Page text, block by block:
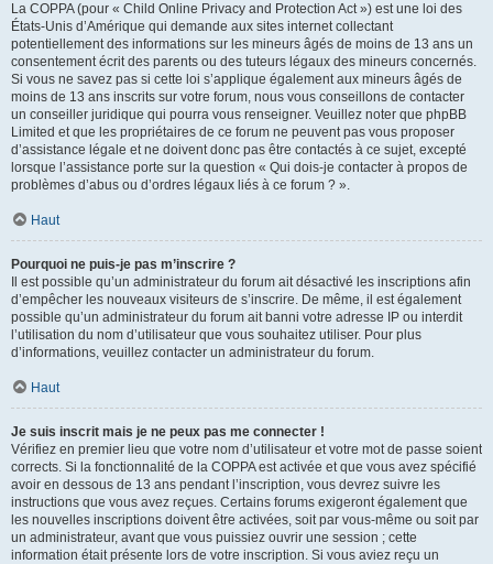
La COPPA (pour « Child Online Privacy and Protection Act ») est une loi des
États-Unis d’Amérique qui demande aux sites internet collectant
potentiellement des informations sur les mineurs âgés de moins de 13 ans un
consentement écrit des parents ou des tuteurs légaux des mineurs concernés.
Si vous ne savez pas si cette loi s’applique également aux mineurs âgés de
moins de 13 ans inscrits sur votre forum, nous vous conseillons de contacter
un conseiller juridique qui pourra vous renseigner. Veuillez noter que phpBB
Limited et que les propriétaires de ce forum ne peuvent pas vous proposer
d’assistance légale et ne doivent donc pas être contactés à ce sujet, excepté
lorsque l’assistance porte sur la question « Qui dois-je contacter à propos de
problèmes d’abus ou d’ordres légaux liés à ce forum ? ».
Haut
Pourquoi ne puis-je pas m’inscrire ?
Il est possible qu’un administrateur du forum ait désactivé les inscriptions afin
d’empêcher les nouveaux visiteurs de s’inscrire. De même, il est également
possible qu’un administrateur du forum ait banni votre adresse IP ou interdit
l’utilisation du nom d’utilisateur que vous souhaitez utiliser. Pour plus
d’informations, veuillez contacter un administrateur du forum.
Haut
Je suis inscrit mais je ne peux pas me connecter !
Vérifiez en premier lieu que votre nom d’utilisateur et votre mot de passe soient
corrects. Si la fonctionnalité de la COPPA est activée et que vous avez spécifié
avoir en dessous de 13 ans pendant l’inscription, vous devrez suivre les
instructions que vous avez reçues. Certains forums exigeront également que
les nouvelles inscriptions doivent être activées, soit par vous-même ou soit par
un administrateur, avant que vous puissiez ouvrir une session ; cette
information était présente lors de votre inscription. Si vous aviez reçu un